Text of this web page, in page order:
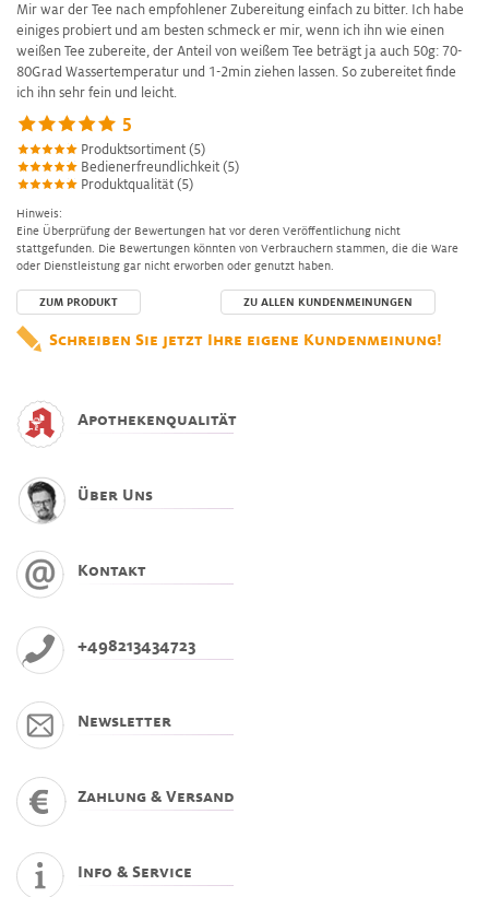
Mir war der Tee nach empfohlener Zubereitung einfach zu bitter. Ich habe
einiges probiert und am besten schmeck er mir, wenn ich ihn wie einen
weißen Tee zubereite, der Anteil von weißem Tee beträgt ja auch 50g: 70-
80Grad Wassertemperatur und 1-2min ziehen lassen. So zubereitet finde
ich ihn sehr fein und leicht.
5
Produktsortiment (5)
Bedienerfreundlichkeit (5)
Produktqualität (5)
Hinweis:
Eine Überprüfung der Bewertungen hat vor deren Veröffentlichung nicht
stattgefunden. Die Bewertungen könnten von Verbrauchern stammen, die die Ware
oder Dienstleistung gar nicht erworben oder genutzt haben.
ZUM PRODUKT ZU ALLEN KUNDENMEINUNGEN
Schreiben Sie jetzt Ihre eigene Kundenmeinung!
Apothekenqualität
Über Uns
Kontakt
+498213434723
Newsletter
Zahlung & Versand
Info & Service